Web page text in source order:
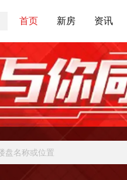
首页 新房 资讯